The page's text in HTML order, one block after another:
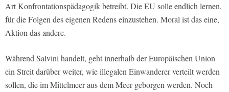
Art Konfrontationspädagogik betreibt. Die EU solle endlich lernen,
für die Folgen des eigenen Redens einzustehen. Moral ist das eine,
Aktion das andere.
Während Salvini handelt, geht innerhalb der Europäischen Union
ein Streit darüber weiter, wie illegalen Einwanderer verteilt werden
sollen, die im Mittelmeer aus dem Meer geborgen werden. Noch